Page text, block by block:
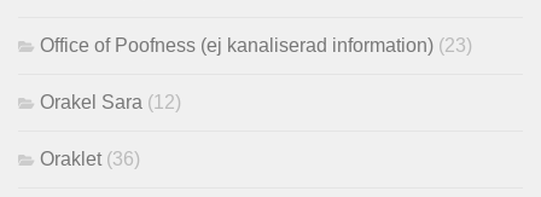
Office of Poofness (ej kanaliserad information) (23)
Orakel Sara (12)
Oraklet (36)